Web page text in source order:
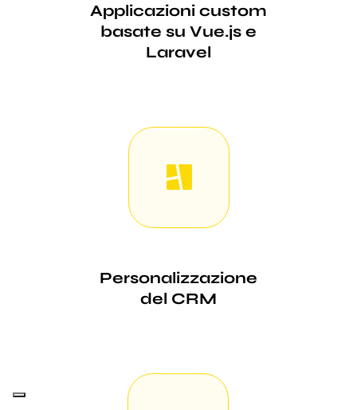
Applicazioni custom
basate su Vue.js e
Laravel
Personalizzazione
del CRM